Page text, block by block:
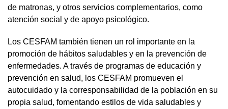
de matronas, y otros servicios complementarios, como
atención social y de apoyo psicológico.
Los CESFAM también tienen un rol importante en la
promoción de hábitos saludables y en la prevención de
enfermedades. A través de programas de educación y
prevención en salud, los CESFAM promueven el
autocuidado y la corresponsabilidad de la población en su
propia salud, fomentando estilos de vida saludables y